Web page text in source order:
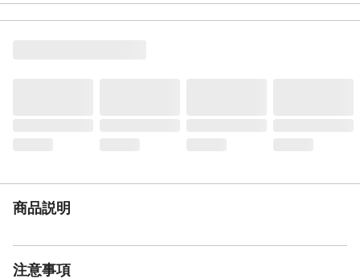
後ブレーキ
Vブレーキ
商品説明
注意事項